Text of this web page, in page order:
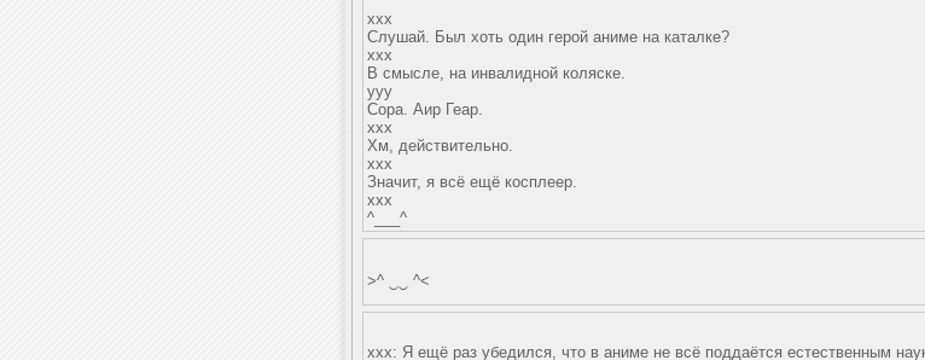
xxx
Слушай. Был хоть один герой аниме на каталке?
xxx
В смысле, на инвалидной коляске.
yyy
Сора. Аир Геар.
xxx
Хм, действительно.
xxx
Значит, я всё ещё косплеер.
xxx
^___^
>^ ‿‿ ^<
xxx: Я ещё раз убедился, что в аниме не всё поддаётся естественным